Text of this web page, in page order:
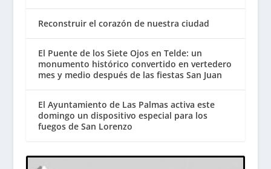
Reconstruir el corazón de nuestra ciudad
El Puente de los Siete Ojos en Telde: un
monumento histórico convertido en vertedero
mes y medio después de las fiestas San Juan
El Ayuntamiento de Las Palmas activa este
domingo un dispositivo especial para los
fuegos de San Lorenzo